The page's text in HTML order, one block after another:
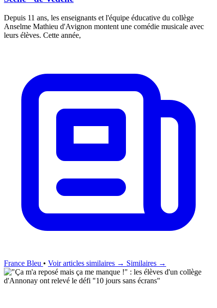
Depuis 11 ans, les enseignants et l'équipe éducative du collège
Anselme Mathieu d'Avignon montent une comédie musicale avec
leurs élèves. Cette année,
France Bleu • Voir articles similaires → Similaires →